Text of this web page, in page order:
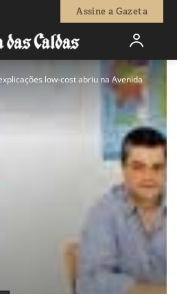
Assine a Gazeta
low-cost abriu na Avenida